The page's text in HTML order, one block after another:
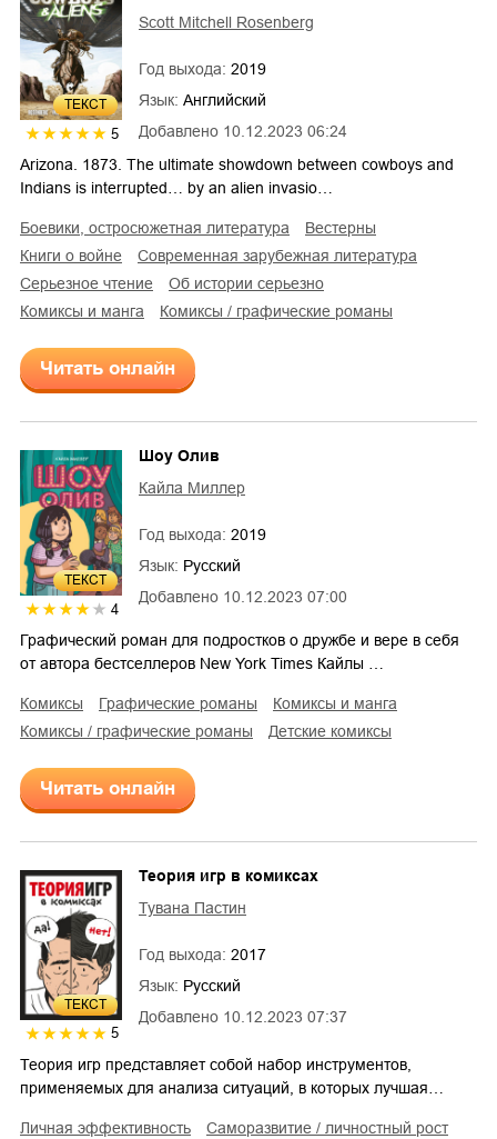
ТЕКСТ
5 Добавлено 10.12.2023 06:24
Scott Mitchell Rosenberg
Год выхода: 2019
Язык: Английский
Arizona. 1873. The ultimate showdown between cowboys and
Indians is interrupted… by an alien invasio…
боевики, остросюжетная литература
вестерны
книги о войне
современная зарубежная литература
серьезное чтение
об истории серьезно
комиксы и манга
комиксы / графические романы
Читать онлайн
ТЕКСТ
4
Добавлено 10.12.2023 07:00
Шоу Олив
Кайла Миллер
Год выхода: 2019
Язык: Русский
Графический роман для подростков о дружбе и вере в себя
от автора бестселлеров New York Times Кайлы …
комиксы графические романы
комиксы и манга
комиксы / графические романы
детские комиксы
Читать онлайн
ТЕКСТ
5
Добавлено 10.12.2023 07:37
Теория игр в комиксах
Тувана Пастин
Год выхода: 2017
Язык: Русский
Теория игр представляет собой набор инструментов,
применяемых для анализа ситуаций, в которых лучшая…
личная эффективность
саморазвитие / личностный рост